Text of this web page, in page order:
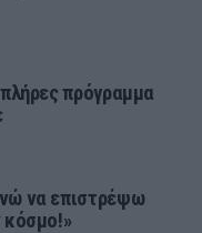
πρόγραμμα
να επιστρέψω
κόσμο!»